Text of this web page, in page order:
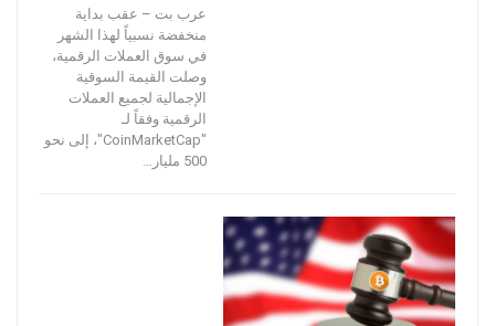
عرب بت – عقب بداية
منخفضة نسبياً لهذا الشهر
في سوق العملات الرقمية،
وصلت القيمة السوقية
الإجمالية لجميع العملات
الرقمية وفقاً لـ
"CoinMarketCap"، إلى نحو
500 مليار…